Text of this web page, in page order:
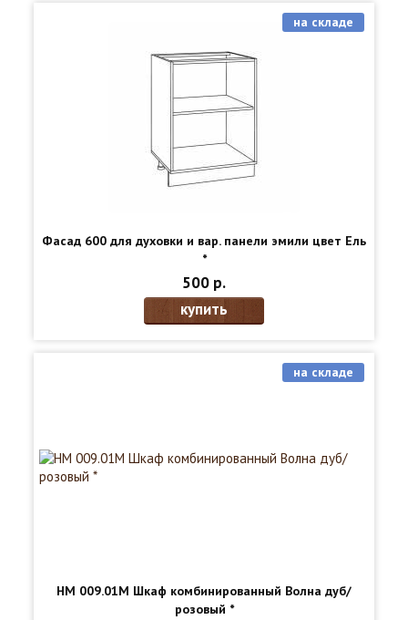
Фасад 600 для духовки и вар. панели эмили цвет Ель
*
на складе
500 р.
купить
НМ 009.01М Шкаф комбинированный Волна дуб/
розовый *
на складе